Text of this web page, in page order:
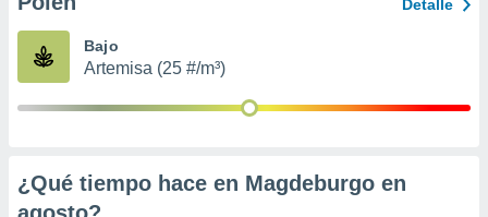
Detalle
Bajo
Artemisa (25 #/m³)
¿Qué tiempo hace en Magdeburgo en